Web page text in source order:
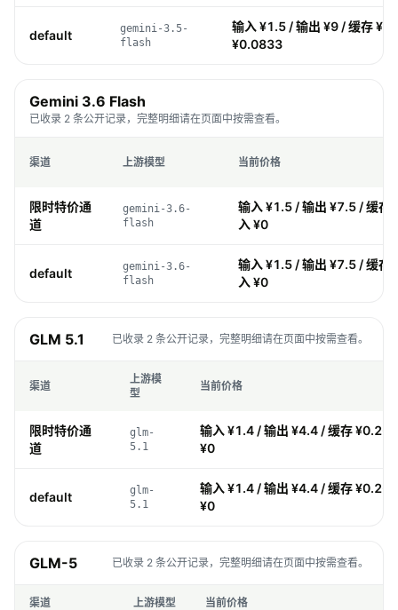
default
gemini-3.5-
flash
输入 ¥1.5 / 输出 ¥9 / 缓存
¥0.0833
Gemini 3.6 Flash
已收录 2 条公开记录，完整明细请在页面中按需查看。
渠道 上游模型 当前价格
限时特价通
道
gemini-3.6-
flash
输入 ¥1.5 / 输出 ¥7.5 / 缓存
入 ¥0
default
gemini-3.6-
flash
输入 ¥1.5 / 输出 ¥7.5 / 缓存
入 ¥0
GLM 5.1 已收录 2 条公开记录，完整明细请在页面中按需查看。
渠道
上游模
型
当前价格
限时特价通
道
glm-
5.1
输入 ¥1.4 / 输出 ¥4.4 / 缓存 ¥0.26
¥0
default
glm-
5.1
输入 ¥1.4 / 输出 ¥4.4 / 缓存 ¥0.26
¥0
GLM-5 已收录 2 条公开记录，完整明细请在页面中按需查看。
渠道 上游模型 当前价格